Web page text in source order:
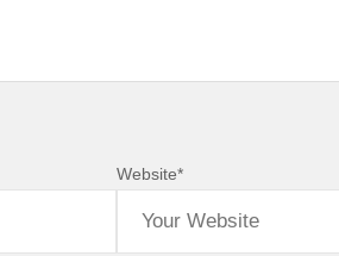
Website*